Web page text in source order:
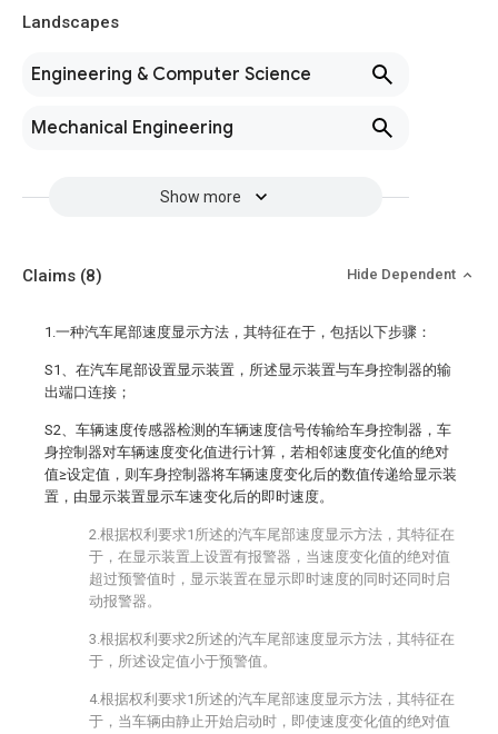
Landscapes
Engineering & Computer Science
Mechanical Engineering
Show more
Claims (8) Hide Dependent
1.一种汽车尾部速度显示方法，其特征在于，包括以下步骤：
S1、在汽车尾部设置显示装置，所述显示装置与车身控制器的输
出端口连接；
S2、车辆速度传感器检测的车辆速度信号传输给车身控制器，车
身控制器对车辆速度变化值进行计算，若相邻速度变化值的绝对
值≥设定值，则车身控制器将车辆速度变化后的数值传递给显示装
置，由显示装置显示车速变化后的即时速度。
2.根据权利要求1所述的汽车尾部速度显示方法，其特征在
于，在显示装置上设置有报警器，当速度变化值的绝对值
超过预警值时，显示装置在显示即时速度的同时还同时启
动报警器。
3.根据权利要求2所述的汽车尾部速度显示方法，其特征在
于，所述设定值小于预警值。
4.根据权利要求1所述的汽车尾部速度显示方法，其特征在
于，当车辆由静止开始启动时，即使速度变化值的绝对值